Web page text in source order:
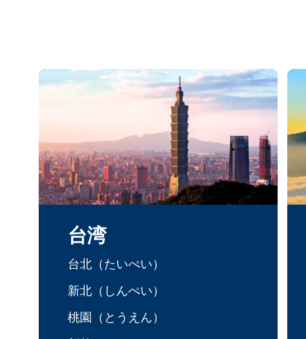
台湾
台北（たいぺい）
新北（しんぺい）
桃園（とうえん）